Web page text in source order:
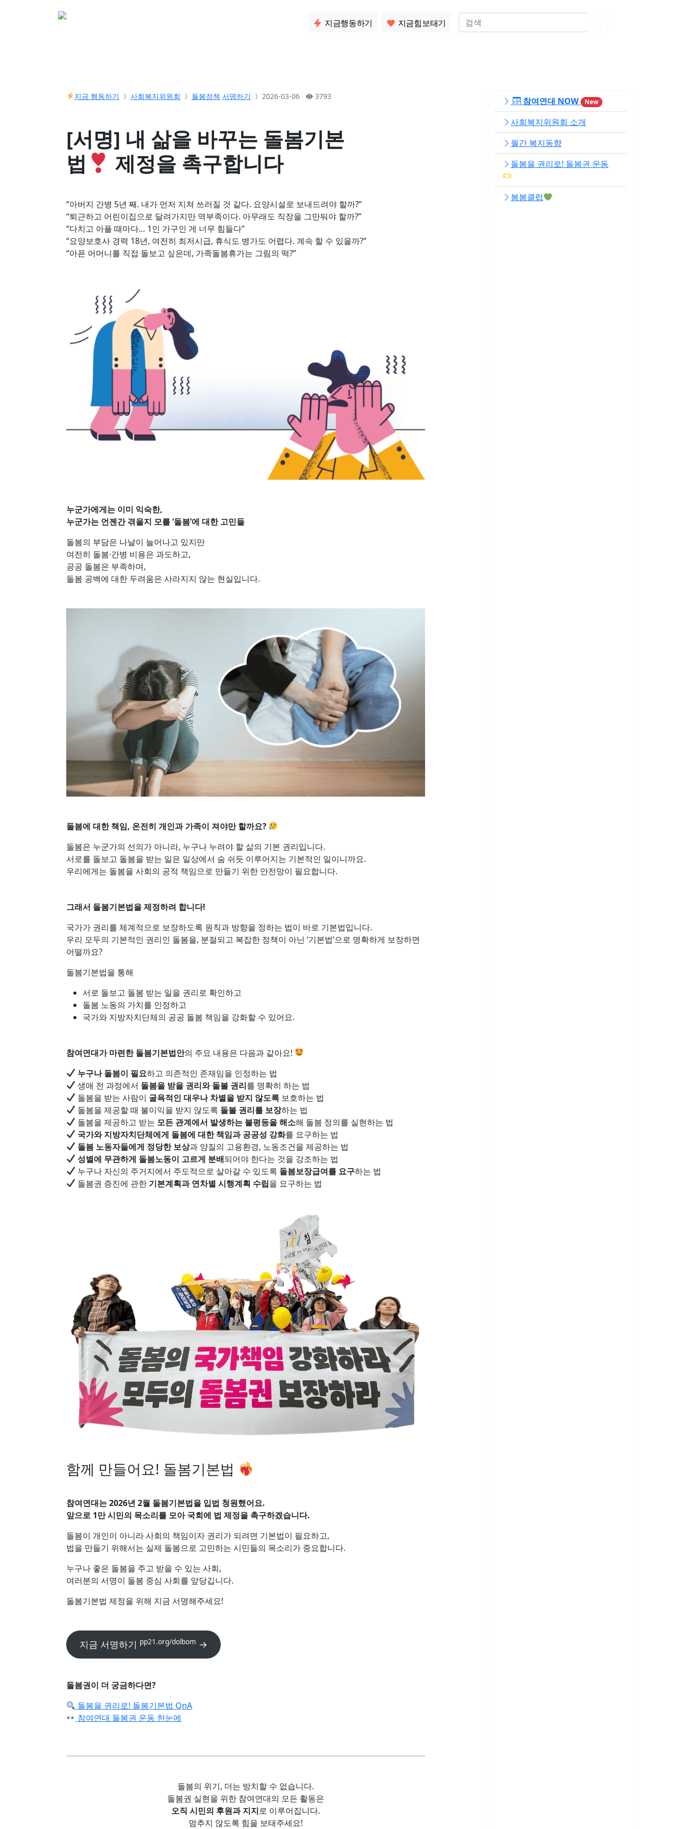
지금행동하기 지금힘보태기
지금 행동하기 사회복지위원회 돌봄정책 서명하기 2026-03-06 3793
[서명] 내 삶을 바꾸는 돌봄기본
법
제정을 촉구합니다
“아버지 간병 5년 째. 내가 먼저 지쳐 쓰러질 것 같다. 요양시설로 보내드려야 할까?”
“퇴근하고 어린이집으로 달려가지만 역부족이다. 아무래도 직장을 그만둬야 할까?”
“다치고 아플 때마다… 1인 가구인 게 너무 힘들다”
“요양보호사 경력 18년, 여전히 최저시급, 휴식도 병가도 어렵다. 계속 할 수 있을까?”
“아픈 어머니를 직접 돌보고 싶은데, 가족돌봄휴가는 그림의 떡?”
누군가에게는 이미 익숙한,
누군가는 언젠간 겪을지 모를 ‘돌봄’에 대한 고민들
돌봄의 부담은 나날이 늘어나고 있지만
여전히 돌봄·간병 비용은 과도하고,
공공 돌봄은 부족하며,
돌봄 공백에 대한 두려움은 사라지지 않는 현실입니다.
돌봄에 대한 책임, 온전히 개인과 가족이 져야만 할까요?
돌봄은 누군가의 선의가 아니라, 누구나 누려야 할 삶의 기본 권리입니다.
서로를 돌보고 돌봄을 받는 일은 일상에서 숨 쉬듯 이루어지는 기본적인 일이니까요.
우리에게는 돌봄을 사회의 공적 책임으로 만들기 위한 안전망이 필요합니다.
그래서 돌봄기본법을 제정하려 합니다!
국가가 권리를 체계적으로 보장하도록 원칙과 방향을 정하는 법이 바로 기본법입니다.
우리 모두의 기본적인 권리인 돌봄을, 분절되고 복잡한 정책이 아닌 ‘기본법’으로 명확하게 보장하면
어떨까요?
돌봄기본법을 통해
서로 돌보고 돌봄 받는 일을 권리로 확인하고
돌봄 노동의 가치를 인정하고
국가와 지방자치단체의 공공 돌봄 책임을 강화할 수 있어요.
참여연대가 마련한 돌봄기본법안의 주요 내용은 다음과 같아요!
누구나 돌봄이 필요하고 의존적인 존재임을 인정하는 법
생애 전 과정에서 돌봄을 받을 권리와 돌볼 권리를 명확히 하는 법
돌봄을 받는 사람이 굴욕적인 대우나 차별을 받지 않도록 보호하는 법
돌봄을 제공할 때 불이익을 받지 않도록 돌볼 권리를 보장하는 법
돌봄을 제공하고 받는 모든 관계에서 발생하는 불평등을 해소해 돌봄 정의를 실현하는 법
국가와 지방자치단체에게 돌봄에 대한 책임과 공공성 강화를 요구하는 법
돌봄 노동자들에게 정당한 보상과 양질의 고용환경, 노동조건을 제공하는 법
성별에 무관하게 돌봄노동이 고르게 분배되어야 한다는 것을 강조하는 법
누구나 자신의 주거지에서 주도적으로 살아갈 수 있도록 돌봄보장급여를 요구하는 법
돌봄권 증진에 관한 기본계획과 연차별 시행계획 수립을 요구하는 법
함께 만들어요! 돌봄기본법
참여연대는 2026년 2월 돌봄기본법을 입법 청원했어요.
앞으로 1만 시민의 목소리를 모아 국회에 법 제정을 촉구하겠습니다.
돌봄이 개인이 아니라 사회의 책임이자 권리가 되려면 기본법이 필요하고,
법을 만들기 위해서는 실제 돌봄으로 고민하는 시민들의 목소리가 중요합니다.
누구나 좋은 돌봄을 주고 받을 수 있는 사회,
여러분의 서명이 돌봄 중심 사회를 앞당깁니다.
돌봄기본법 제정을 위해 지금 서명해주세요!
지금 서명하기 pp21.org/dolbom →
돌봄권이 더 궁금하다면?
돌봄을 권리로! 돌봄기본법 QnA
참여연대 돌봄권 운동 한눈에
돌봄의 위기, 더는 방치할 수 없습니다.
돌봄권 실현을 위한 참여연대의 모든 활동은
오직 시민의 후원과 지지로 이루어집니다.
멈추지 않도록 힘을 보태주세요!
참여연대 NOW New
사회복지위원회 소개
월간 복지동향
돌봄을 권리로! 돌봄권 운동
봄봄클럽